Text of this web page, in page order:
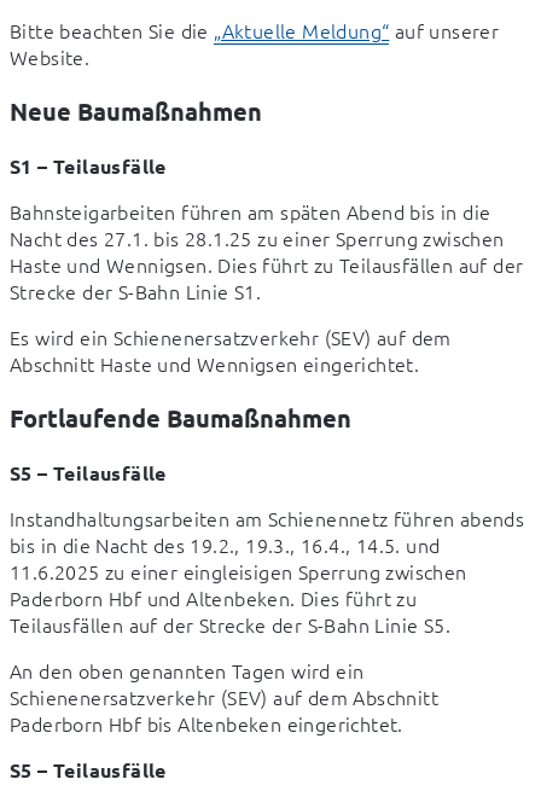
Bitte beachten Sie die „Aktuelle Meldung“ auf unserer
Website.
Neue Baumaßnahmen
S1 – Teilausfälle
Bahnsteigarbeiten führen am späten Abend bis in die
Nacht des 27.1. bis 28.1.25 zu einer Sperrung zwischen
Haste und Wennigsen. Dies führt zu Teilausfällen auf der
Strecke der S-Bahn Linie S1.
Es wird ein Schienenersatzverkehr (SEV) auf dem
Abschnitt Haste und Wennigsen eingerichtet.
Fortlaufende Baumaßnahmen
S5 – Teilausfälle
Instandhaltungsarbeiten am Schienennetz führen abends
bis in die Nacht des 19.2., 19.3., 16.4., 14.5. und
11.6.2025 zu einer eingleisigen Sperrung zwischen
Paderborn Hbf und Altenbeken. Dies führt zu
Teilausfällen auf der Strecke der S-Bahn Linie S5.
An den oben genannten Tagen wird ein
Schienenersatzverkehr (SEV) auf dem Abschnitt
Paderborn Hbf bis Altenbeken eingerichtet.
S5 – Teilausfälle